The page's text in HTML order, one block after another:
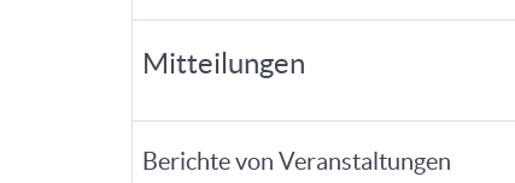
Mitteilungen
Berichte von Veranstaltungen